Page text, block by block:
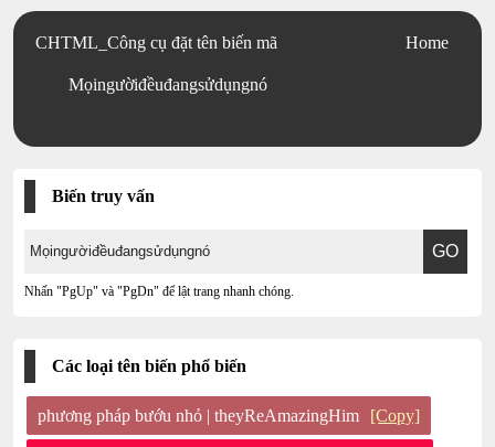
CHTML_Công cụ đặt tên biến mã
Mọingườiđềuđangsửdụngnó
Home
Biến truy vấn
Nhấn "PgUp" và "PgDn" để lật trang nhanh chóng.
Các loại tên biến phổ biến
phương pháp bướu nhỏ | theyReAmazingHim [Copy]